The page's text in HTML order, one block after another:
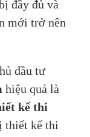
đầy đủ và
mới trở nên
đầu tư
hiệu quả là
kế thi
thiết kế thi